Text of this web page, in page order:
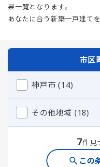
果一覧となります。
あなたに合う新築一戸建て
市区
神戸市 (14)
その他地域 (18)
7件見
この